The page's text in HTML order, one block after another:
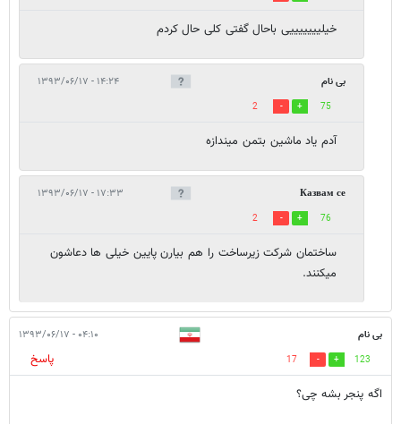
خیلیییییییی باحال گفتی کلی حال کردم
بی نام ۱۴:۲۴ - ۱۳۹۳/۰۶/۱۷
75
2
آدم یاد ماشین بتمن میندازه
Казвам се ۱۷:۳۳ - ۱۳۹۳/۰۶/۱۷
76
2
ساختمان شرکت زیرساخت را هم بیارن پایین خیلی ها دعاشون
میکنند.
بی نام ۰۴:۱۰ - ۱۳۹۳/۰۶/۱۷
123
17
پاسخ
اگه پنجر بشه چی؟